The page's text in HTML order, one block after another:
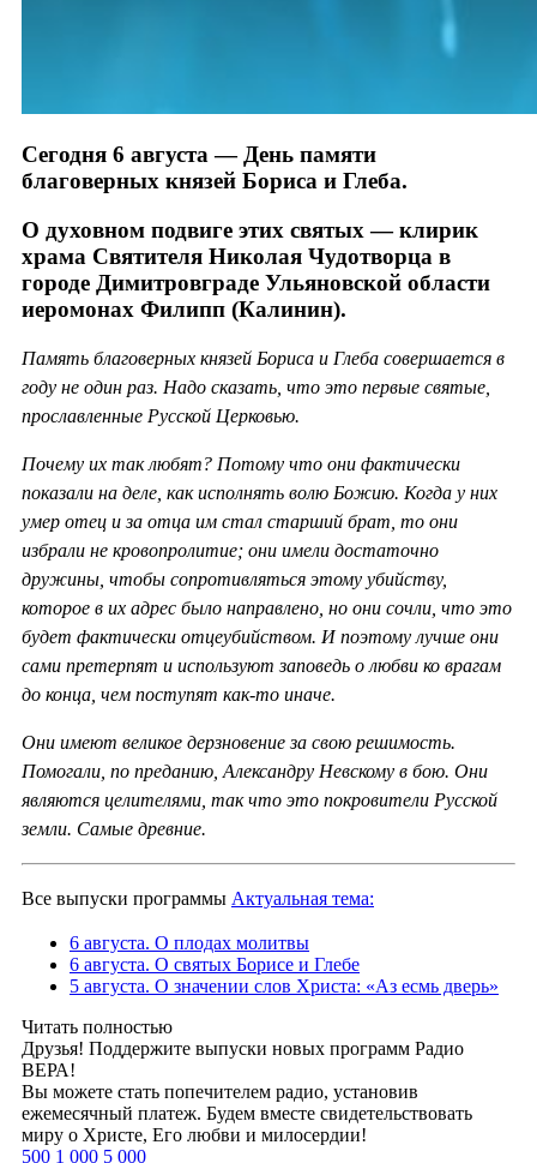
Сегодня 6 августа — День памяти
благоверных князей Бориса и Глеба.
О духовном подвиге этих святых — клирик
храма Святителя Николая Чудотворца в
городе Димитровграде Ульяновской области
иеромонах Филипп (Калинин).
Память благоверных князей Бориса и Глеба совершается в
году не один раз. Надо сказать, что это первые святые,
прославленные Русской Церковью.
Почему их так любят? Потому что они фактически
показали на деле, как исполнять волю Божию. Когда у них
умер отец и за отца им стал старший брат, то они
избрали не кровопролитие; они имели достаточно
дружины, чтобы сопротивляться этому убийству,
которое в их адрес было направлено, но они сочли, что это
будет фактически отцеубийством. И поэтому лучше они
сами претерпят и используют заповедь о любви ко врагам
до конца, чем поступят как-то иначе.
Они имеют великое дерзновение за свою решимость.
Помогали, по преданию, Александру Невскому в бою. Они
являются целителями, так что это покровители Русской
земли. Самые древние.
Все выпуски программы Актуальная тема:
6 августа. О плодах молитвы
6 августа. О святых Борисе и Глебе
5 августа. О значении слов Христа: «Аз есмь дверь»
Читать полностью
Друзья! Поддержите выпуски новых программ Радио
ВЕРА!
Вы можете стать попечителем радио, установив
ежемесячный платеж. Будем вместе свидетельствовать
миру о Христе, Его любви и милосердии!
500 1 000 5 000